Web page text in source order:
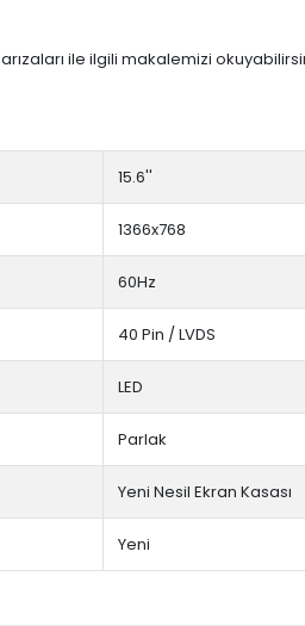
arızaları ile ilgili makalemizi
15.6''
1366x768
60Hz
40 Pin / LVDS
LED
Parlak
Yeni Nesil Ekran Kasası
Yeni